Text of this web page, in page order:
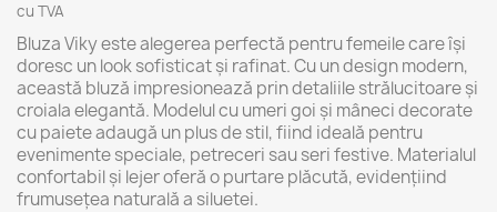
cu TVA
Bluza Viky este alegerea perfectă pentru femeile care își
doresc un look sofisticat și rafinat. Cu un design modern,
această bluză impresionează prin detaliile strălucitoare și
croiala elegantă. Modelul cu umeri goi și mâneci decorate
cu paiete adaugă un plus de stil, fiind ideală pentru
evenimente speciale, petreceri sau seri festive. Materialul
confortabil și lejer oferă o purtare plăcută, evidențiind
frumusețea naturală a siluetei.